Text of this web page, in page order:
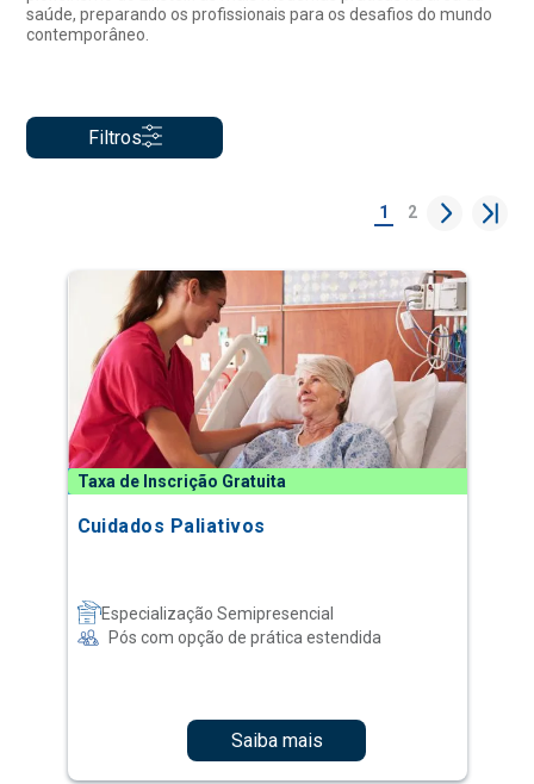
saúde, preparando os profissionais para os desafios do mundo
contemporâneo.
Filtros
1 2
Taxa de Inscrição Gratuita
Cuidados Paliativos
Especialização Semipresencial
Pós com opção de prática estendida
Saiba mais